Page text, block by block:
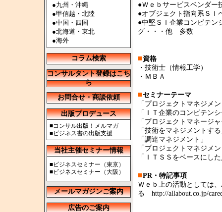
●九州・沖縄
●甲信越・北陸
●中国・四国
●北海道・東北
●海外
コラム検索
コンサルタント登録はこち
ら
お問合せ・商談依頼
出版プロデュース
■コンサル出版！メルマガ
■ビジネス書の出版支援
当社主催セミナー情報
■ビジネスセミナー（東京）
■ビジネスセミナー（大阪）
メールマガジンご案内
広告のご案内
●Ｗｅｂサービスベンダー
●オブジェクト指向系ＳＩ
●中堅ＳＩ企業コンピテン
グ・・・他 多数
■資格
・技術士（情報工学）
・ＭＢＡ
■セミナーテーマ
「プロジェクトマネジメ
「ＩＴ企業のコンピテン
「プロジェクトマネージ
「技術をマネジメントす
「調達マネジメント」
「プロジェクトマネジメ
「ＩＴＳＳをベースにし
■PR・特記事項
Ｗｅｂ上の活動としては
る http://allabout.co.jp/